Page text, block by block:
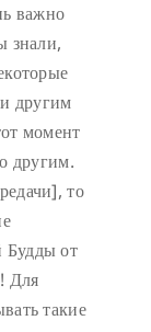
важно
знали,
другим
момент
другим.
то
Будды от
Для
такие